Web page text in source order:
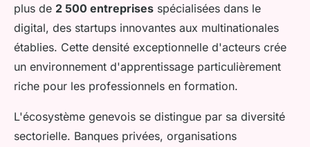
plus de 2 500 entreprises spécialisées dans le
digital, des startups innovantes aux multinationales
établies. Cette densité exceptionnelle d'acteurs crée
un environnement d'apprentissage particulièrement
riche pour les professionnels en formation.
L'écosystème genevois se distingue par sa diversité
sectorielle. Banques privées, organisations